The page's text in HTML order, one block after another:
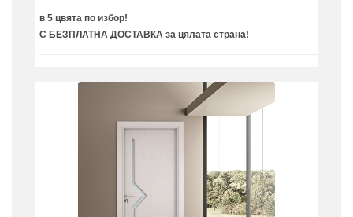
в 5 цвята по избор!
С БЕЗПЛАТНА ДОСТАВКА за цялата страна!